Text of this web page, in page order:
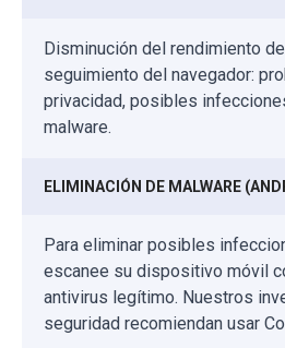
Disminución del rendimiento
seguimiento del navegador:
privacidad, posibles
malware.
ELIMINACIÓN DE MALWARE
Para eliminar posibles
escanee su dispositivo móvil
antivirus legítimo. Nuestros
seguridad recomiendan usar